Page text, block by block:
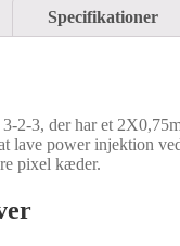
Specifikationer
2-3, der har et
lave power injektion
pixel kæder.